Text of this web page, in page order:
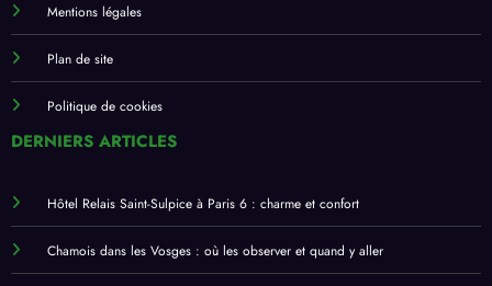
Mentions légales
Plan de site
Politique de cookies
DERNIERS ARTICLES
Hôtel Relais Saint-Sulpice à Paris 6 : charme et confort
Chamois dans les Vosges : où les observer et quand y aller